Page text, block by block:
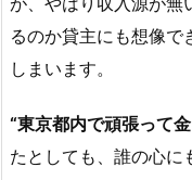
るのか貸主にも想像で
しまいます。
“東京都内で頑張って
たとしても、誰の心に